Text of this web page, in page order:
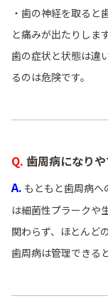
・歯の神経を取ると
と痛みが出たりします
歯の症状と状態は違
るのは危険です。
Q. 歯周病になり
A. もともと歯周病
は細菌性プラークや
関わらず、ほとんど
歯周病は管理できる